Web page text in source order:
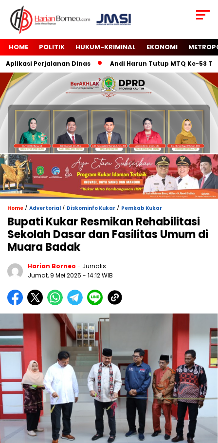
HOME POLITIK HUKUM-KRIMINAL EKONOMI
Perjalanan Dinas Andi Harun Tutup MTQ Ke-53
Home / Advertorial / Diskominfo Kukar / Pemkab Kukar
Bupati Kukar Resmikan Rehabilitasi
Sekolah Dasar dan Fasilitas Umum di
Muara Badak
Harian Borneo - Jurnalis
Jumat, 9 Mei 2025 - 14:12 WIB